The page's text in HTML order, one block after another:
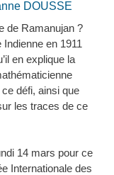
DOUSSE
de Ramanujan ?
en 1911
en explique la
défi, ainsi que
les traces de ce
14 mars pour ce
Internationale des